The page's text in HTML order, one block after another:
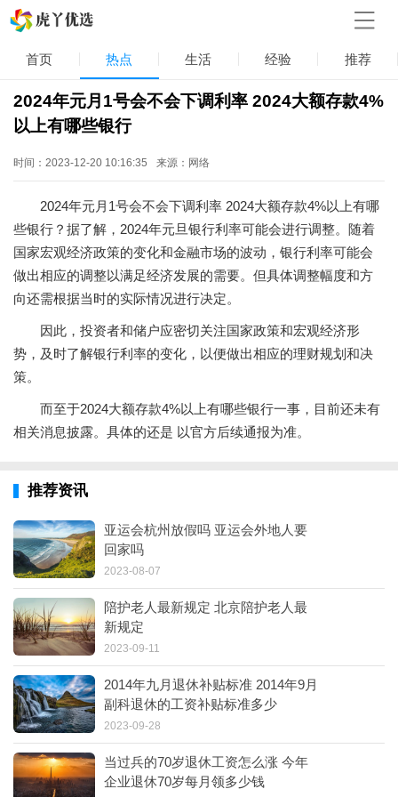
首页 热点 生活 经验 推荐
2024年元月1号会不会下调利率 2024大额存款4%
以上有哪些银行
时间：2023-12-20 10:16:35 来源：网络
2024年元月1号会不会下调利率 2024大额存款4%以上有哪
些银行？据了解，2024年元旦银行利率可能会进行调整。随着
国家宏观经济政策的变化和金融市场的波动，银行利率可能会
做出相应的调整以满足经济发展的需要。但具体调整幅度和方
向还需根据当时的实际情况进行决定。
因此，投资者和储户应密切关注国家政策和宏观经济形
势，及时了解银行利率的变化，以便做出相应的理财规划和决
策。
而至于2024大额存款4%以上有哪些银行一事，目前还未有
相关消息披露。具体的还是 以官方后续通报为准。
推荐资讯
亚运会杭州放假吗 亚运会外地人要
回家吗
2023-08-07
陪护老人最新规定 北京陪护老人最
新规定
2023-09-11
2014年九月退休补贴标准 2014年9月
副科退休的工资补贴标准多少
2023-09-28
当过兵的70岁退休工资怎么涨 今年
企业退休70岁每月领多少钱